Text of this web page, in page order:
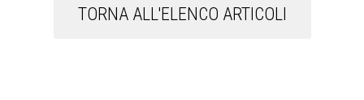
TORNA ALL'ELENCO ARTICOLI